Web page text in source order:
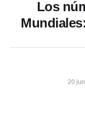
Los
20